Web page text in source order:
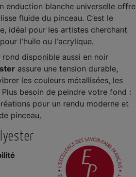
enduction blanche universelle offre
fluide du pinceau. C’est le
idéal pour les artistes cherchant
l'huile ou l'acrylique.
disponible aussi en noir
assure une tension durable,
les couleurs métallisées, les
besoin de peindre votre fond :
pour un rendu moderne et
pinceau.